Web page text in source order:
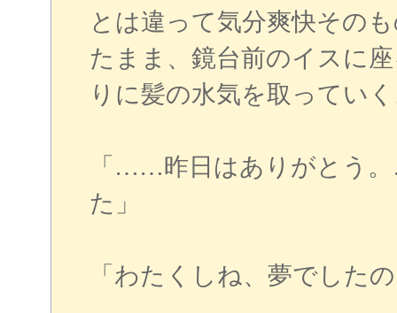
とは違って気分爽快その
たまま、鏡台前のイスに
りに髪の水気を取ってい
「……昨日はありがとう
た」
「わたくしね、夢でした